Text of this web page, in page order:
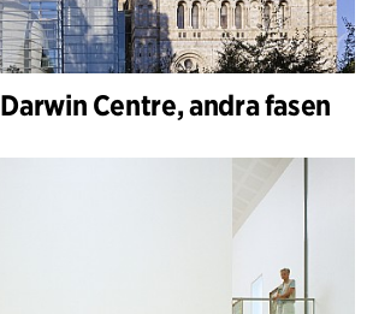
Darwin Centre, andra fasen